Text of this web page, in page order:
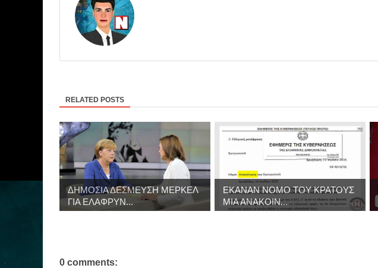
RELATED POSTS
ΔΗΜΟΣΙΑ ΔΕΣΜΕΥΣΗ ΜΕΡΚΕΛ
ΓΙΑ ΕΛΑΦΡΥΝ...
ΕΚΑΝΑΝ ΝΟΜΟ ΤΟΥ ΚΡΑΤΟΥΣ
ΜΙΑ ΑΝΑΚΟΙΝ...
0 comments: